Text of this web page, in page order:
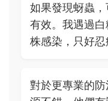
如果發現蚜蟲
有效。我遇過
株感染，只好忍
對於更專業的